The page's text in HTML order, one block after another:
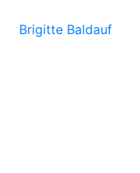
Brigitte Baldauf